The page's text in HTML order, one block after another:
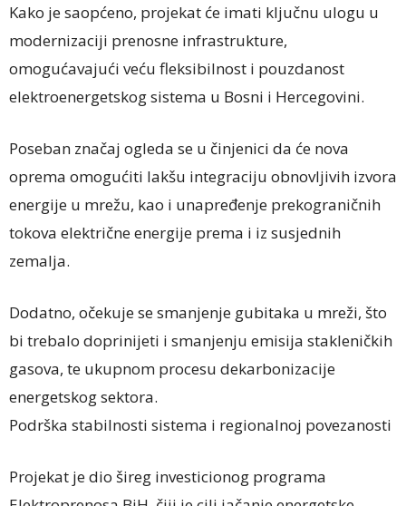
Kako je saopćeno, projekat će imati ključnu ulogu u
modernizaciji prenosne infrastrukture,
omogućavajući veću fleksibilnost i pouzdanost
elektroenergetskog sistema u Bosni i Hercegovini.
Poseban značaj ogleda se u činjenici da će nova
oprema omogućiti lakšu integraciju obnovljivih izvora
energije u mrežu, kao i unapređenje prekograničnih
tokova električne energije prema i iz susjednih
zemalja.
Dodatno, očekuje se smanjenje gubitaka u mreži, što
bi trebalo doprinijeti i smanjenju emisija stakleničkih
gasova, te ukupnom procesu dekarbonizacije
energetskog sektora.
Podrška stabilnosti sistema i regionalnoj povezanosti
Projekat je dio šireg investicionog programa